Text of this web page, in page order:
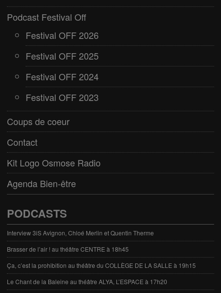
Podcast Festival Off
Festival OFF 2026
Festival OFF 2025
Festival OFF 2024
Festival OFF 2023
Coups de coeur
Contact
Kit Logo Osmose Radio
Agenda Bien-être
PODCASTS
Interview 3iS Avignon, Chloé Merlin et Quentin Therme
Brasser de l’air ! au théâtre CENTRE à 18h45
Ça, c’est la prohibition au théâtre du COLLÈGE DE LA SALLE à 19h15
Le Chant de la Baleine au théâtre ALYA, L’ESPACE à 17h20